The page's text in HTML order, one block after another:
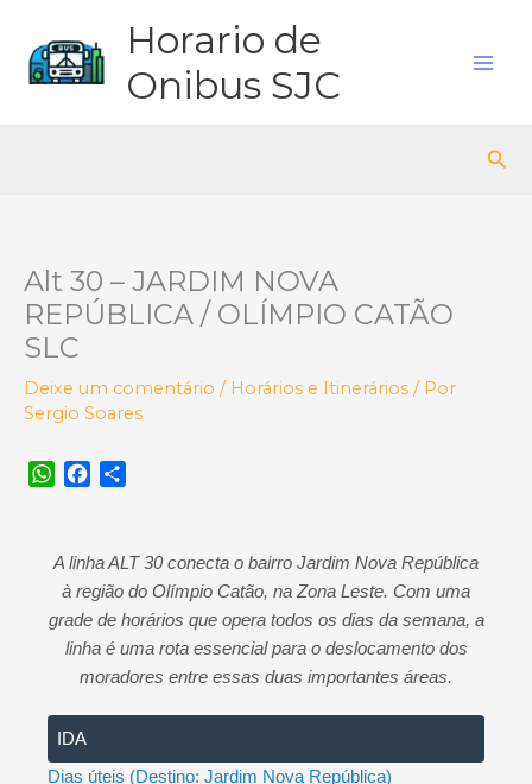
Horario de
Onibus SJC
Alt 30 – JARDIM NOVA
REPÚBLICA / OLÍMPIO CATÃO
SLC
Deixe um comentário / Horários e Itinerários / Por
Sergio Soares
W
t
A
p
p
o
o
k
r
A linha ALT 30 conecta o bairro Jardim Nova República
à região do Olímpio Catão, na Zona Leste. Com uma
grade de horários que opera todos os dias da semana, a
linha é uma rota essencial para o deslocamento dos
moradores entre essas duas importantes áreas.
IDA
Dias úteis (Destino: Jardim Nova República)